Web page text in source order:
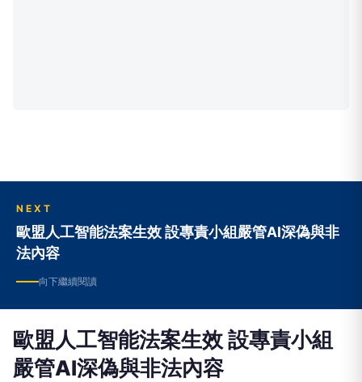
NEXT
歐盟人工智能法案生效 設專責小組嚴管AI深偽與非
法內容
向下繼續閱讀
歐盟人工智能法案生效 設專責小組
嚴管AI深偽與非法內容